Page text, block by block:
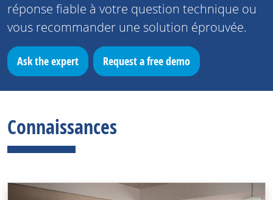
réponse fiable à votre question technique ou
vous recommander une solution éprouvée.
Ask the expert Request a free demo
Connaissances